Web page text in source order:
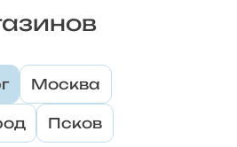
Москва
Псков